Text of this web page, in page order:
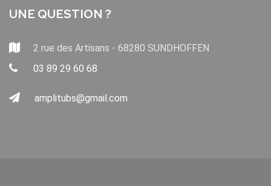
UNE QUESTION ?
2 rue des Artisans - 68280 SUNDHOFFEN
03 89 29 60 68
amplitubs@gmail.com